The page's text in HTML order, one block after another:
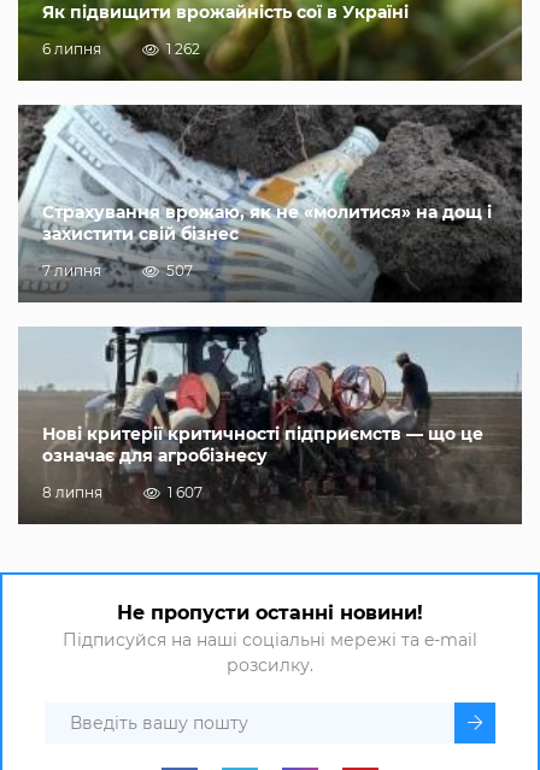
Як підвищити врожайність сої в Україні
6 липня 1 262
Страхування врожаю, як не «молитися» на дощ і
захистити свій бізнес
7 липня 507
Нові критерії критичності підприємств — що це
означає для агробізнесу
8 липня 1 607
Не пропусти останні новини!
Підписуйся на наші соціальні мережі та e-mail
розсилку.